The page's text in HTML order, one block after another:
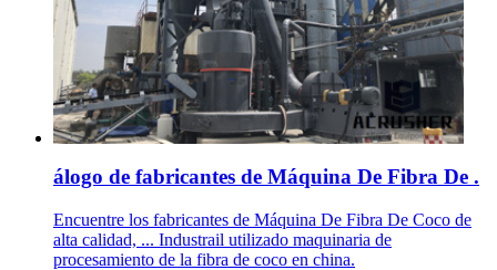
álogo de fabricantes de Máquina De Fibra De .
Encuentre los fabricantes de Máquina De Fibra De Coco de
alta calidad, ... Industrail utilizado maquinaria de
procesamiento de la fibra de coco en china.